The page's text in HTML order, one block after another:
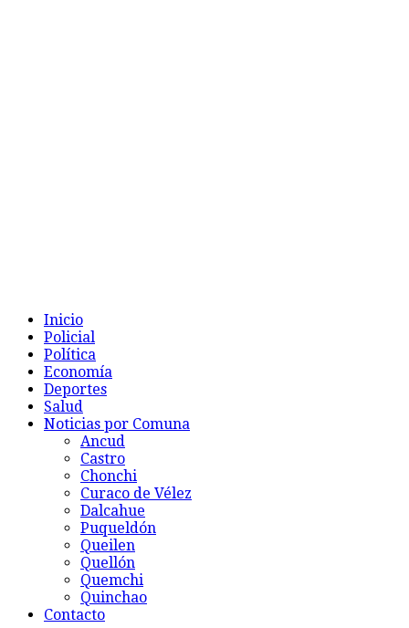
Inicio
Policial
Política
Economía
Deportes
Salud
Noticias por Comuna
Ancud
Castro
Chonchi
Curaco de Vélez
Dalcahue
Puqueldón
Queilen
Quellón
Quemchi
Quinchao
Contacto